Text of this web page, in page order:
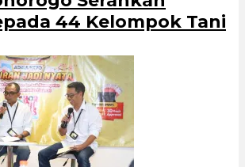
44 Kelompok Tani